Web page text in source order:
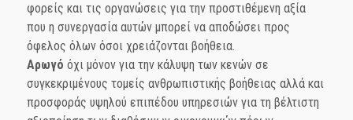
φορείς και τις οργανώσεις για την προστιθέμενη αξία
που η συνεργασία αυτών μπορεί να αποδώσει προς
όφελος όλων όσοι χρειάζονται βοήθεια.
Αρωγό όχι μόνον για την κάλυψη των κενών σε
συγκεκριμένους τομείς ανθρωπιστικής βοήθειας αλλά και
προσφοράς υψηλού επιπέδου υπηρεσιών για τη βέλτιστη